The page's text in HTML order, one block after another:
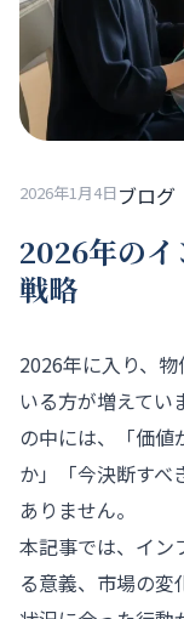
2026年1月4日 ブログ
2026年の
戦略
2026年に入り、
いる方が増えてい
の中には、「価
か」「今決断すべ
ありません。
本記事では、イン
る意義、市場の